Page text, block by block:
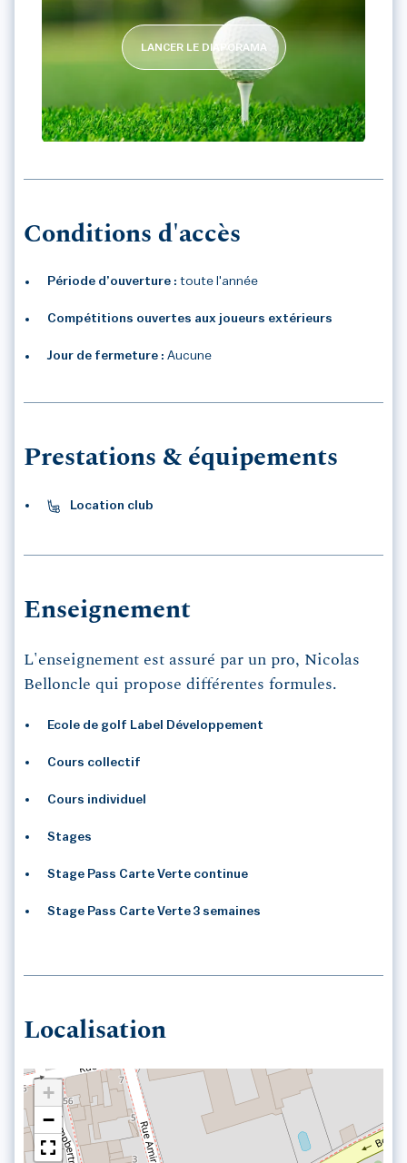
LANCER LE DIAPORAMA
1/1
Conditions d'accès
Période d’ouverture : toute l'année
Compétitions ouvertes aux joueurs extérieurs
Jour de fermeture : Aucune
Prestations & équipements
Location club
Enseignement
L'enseignement est assuré par un pro, Nicolas
Belloncle qui propose différentes formules.
Ecole de golf Label Développement
Cours collectif
Cours individuel
Stages
Stage Pass Carte Verte continue
Stage Pass Carte Verte 3 semaines
Localisation
+
−